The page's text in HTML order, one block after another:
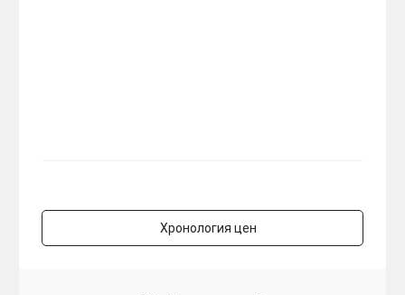
Хронология цен